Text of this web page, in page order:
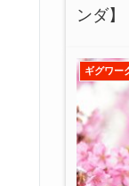
ンダ】
ギグワー